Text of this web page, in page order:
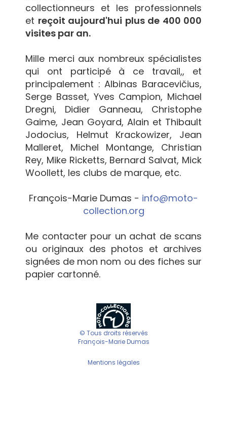
collectionneurs et les professionnels
et reçoit aujourd'hui plus de 400 000
visites par an.
Mille merci aux nombreux spécialistes
qui ont participé à ce travail,, et
principalement : Albinas Baracevičius,
Serge Basset, Yves Campion, Michael
Dregni, Didier Ganneau, Christophe
Gaime, Jean Goyard, Alain et Thibault
Jodocius, Helmut Krackowizer, Jean
Malleret, Michel Montange, Christian
Rey, Mike Ricketts, Bernard Salvat, Mick
Woollett, les clubs de marque, etc.
François-Marie Dumas - info@moto-
collection.org
Me contacter pour un achat de scans
ou originaux des photos et archives
signées de mon nom ou des fiches sur
papier cartonné.
© Tous droits réservés
François-Marie Dumas
Mentions légales